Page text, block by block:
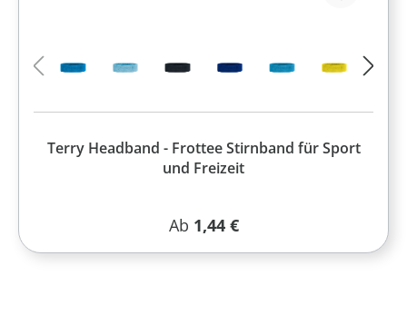
Terry Headband - Frottee Stirnband für Sport
und Freizeit
Regulärer Preis:
Ab 1,44 €